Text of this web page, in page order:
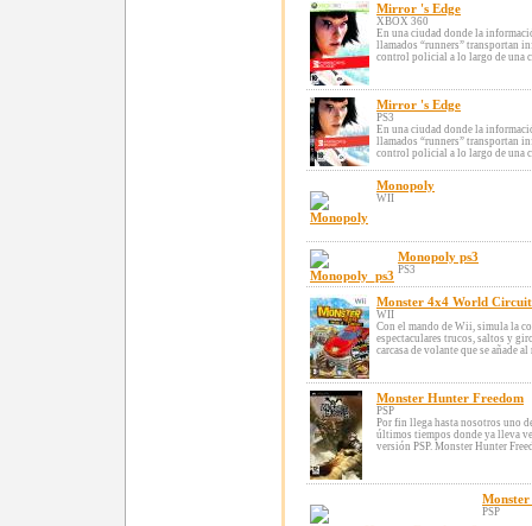
Mirror 's Edge
XBOX 360
En una ciudad donde la
llamados “runners” transportan
control policial a lo largo de una
Mirror 's Edge
PS3
En una ciudad donde la
llamados “runners” transportan
control policial a lo largo de una
Monopoly
WII
Monopoly ps3
PS3
Monster 4x4 World Circuit
WII
Con el mando de Wii, simula la
espectaculares trucos, saltos y
carcasa de volante que se añade
Monster Hunter Freedom
PSP
Por fin llega hasta nosotros uno
últimos tiempos donde ya lleva
versión PSP. Monster Hunter
PSP